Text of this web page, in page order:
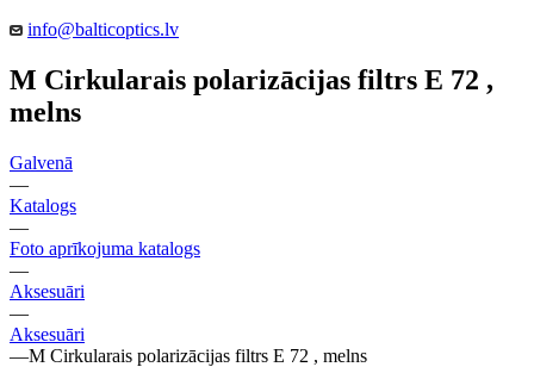
info@balticoptics.lv
M Cirkularais polarizācijas filtrs E 72 ,
melns
Galvenā
—
Katalogs
—
Foto aprīkojuma katalogs
—
Aksesuāri
—
Aksesuāri
—M Cirkularais polarizācijas filtrs E 72 , melns